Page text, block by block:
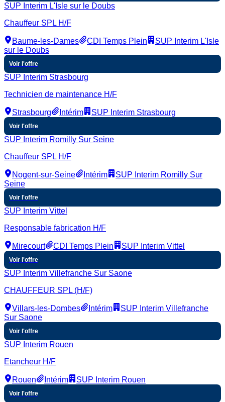
SUP Interim L'Isle sur le Doubs
Chauffeur SPL H/F
Baume-les-Dames CDI Temps Plein
SUP Interim L'Isle
sur le Doubs
Voir l'offre
SUP Interim Strasbourg
Technicien de maintenance H/F
Strasbourg Intérim SUP Interim Strasbourg
Voir l'offre
SUP Interim Romilly Sur Seine
Chauffeur SPL H/F
Nogent-sur-Seine Intérim
SUP Interim Romilly Sur
Seine
Voir l'offre
SUP Interim Vittel
Responsable fabrication H/F
Mirecourt CDI Temps Plein SUP Interim Vittel
Voir l'offre
SUP Interim Villefranche Sur Saone
CHAUFFEUR SPL (H/F)
Villars-les-Dombes Intérim
SUP Interim Villefranche
Sur Saone
Voir l'offre
SUP Interim Rouen
Etancheur H/F
Rouen Intérim SUP Interim Rouen
Voir l'offre